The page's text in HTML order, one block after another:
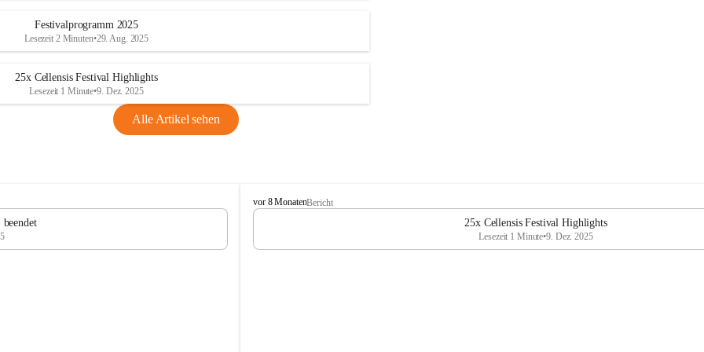
Festivalprogramm 2025
Lesezeit 2 Minuten•29. Aug. 2025
25x Cellensis Festival Highlights
Lesezeit 1 Minute•9. Dez. 2025
Alle Artikel sehen
C
e
l
vor 8 MonatenBericht
25x Cellensis Festival Highlights
Lesezeit 1 Minute•9. Dez. 2025